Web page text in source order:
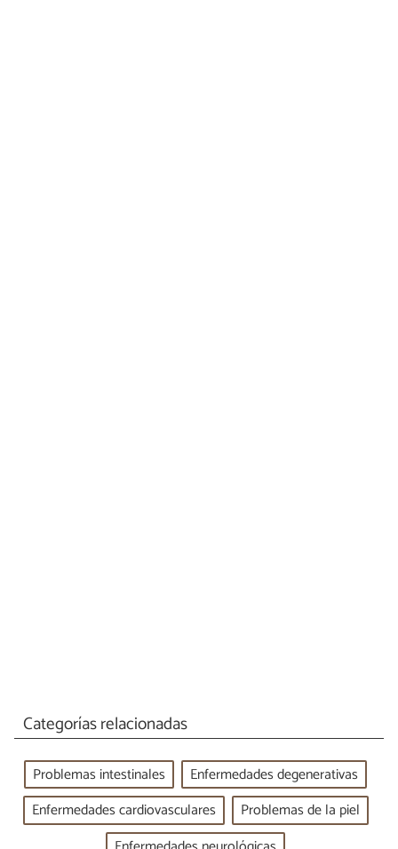
Categorías relacionadas
Problemas intestinales
Enfermedades degenerativas
Enfermedades cardiovasculares
Problemas de la piel